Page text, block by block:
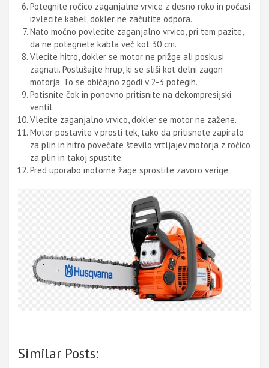
Potegnite ročico zaganjalne vrvice z desno roko in počasi
izvlecite kabel, dokler ne začutite odpora.
Nato močno povlecite zaganjalno vrvico, pri tem pazite,
da ne potegnete kabla več kot 30 cm.
Vlecite hitro, dokler se motor ne prižge ali poskusi
zagnati. Poslušajte hrup, ki se sliši kot delni zagon
motorja. To se običajno zgodi v 2-3 potegih.
Potisnite čok in ponovno pritisnite na dekompresijski
ventil.
Vlecite zaganjalno vrvico, dokler se motor ne zažene.
Motor postavite v prosti tek, tako da pritisnete zapiralo
za plin in hitro povečate število vrtljajev motorja z ročico
za plin in takoj spustite.
Pred uporabo motorne žage sprostite zavoro verige.
Similar Posts: